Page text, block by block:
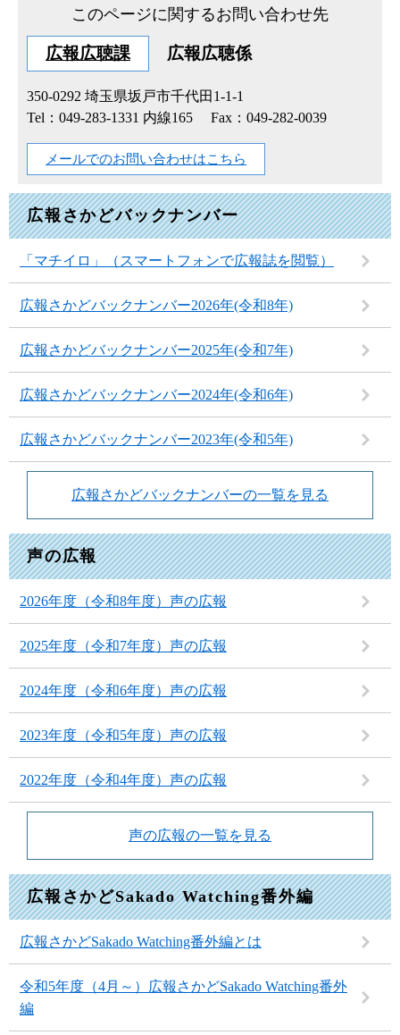
このページに関するお問い合わせ先
広報広聴課 広報広聴係
350-0292 埼玉県坂戸市千代田1-1-1
Tel：049-283-1331 内線165
Fax：049-282-0039
メールでのお問い合わせはこちら
広報さかどバックナンバー
「マチイロ」（スマートフォンで広報誌を閲覧）
広報さかどバックナンバー2026年(令和8年)
広報さかどバックナンバー2025年(令和7年)
広報さかどバックナンバー2024年(令和6年)
広報さかどバックナンバー2023年(令和5年)
広報さかどバックナンバーの一覧を見る
声の広報
2026年度（令和8年度）声の広報
2025年度（令和7年度）声の広報
2024年度（令和6年度）声の広報
2023年度（令和5年度）声の広報
2022年度（令和4年度）声の広報
声の広報の一覧を見る
広報さかどSakado Watching番外編
広報さかどSakado Watching番外編とは
令和5年度（4月～）広報さかどSakado Watching番外
編